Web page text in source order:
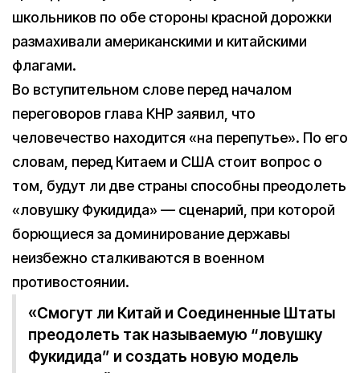
школьников по обе стороны красной дорожки
размахивали американскими и китайскими
флагами.
Во вступительном слове перед началом
переговоров глава КНР заявил, что
человечество находится «на перепутье». По его
словам, перед Китаем и США стоит вопрос о
том, будут ли две страны способны преодолеть
«ловушку Фукидида» — сценарий, при которой
борющиеся за доминирование державы
неизбежно сталкиваются в военном
противостоянии.
«Смогут ли Китай и Соединенные Штаты
преодолеть так называемую “ловушку
Фукидида” и создать новую модель